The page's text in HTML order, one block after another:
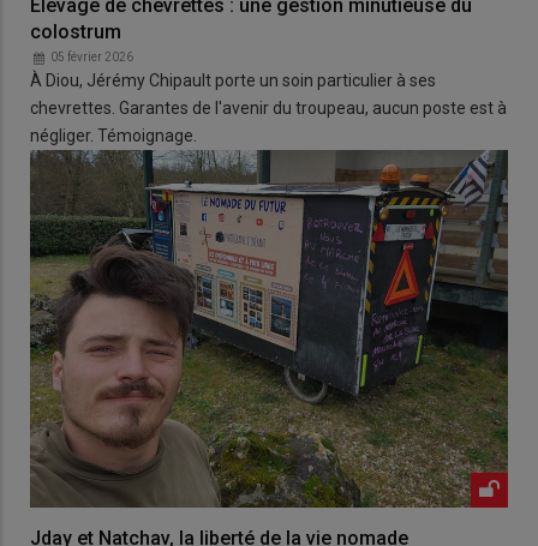
Élevage de chevrettes : une gestion minutieuse du
colostrum
05 février 2026
À Diou, Jérémy Chipault porte un soin particulier à ses
chevrettes. Garantes de l'avenir du troupeau, aucun poste est à
négliger. Témoignage.
Jday et Natchav, la liberté de la vie nomade